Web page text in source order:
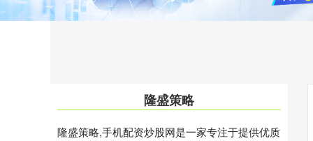
隆盛策略
隆盛策略,手机配资炒股网是一家专注于提供优质